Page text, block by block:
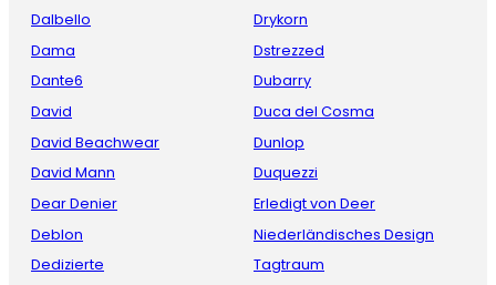
Dalbello
Dama
Dante6
David
David Beachwear
David Mann
Dear Denier
Deblon
Dedizierte
Drykorn
Dstrezzed
Dubarry
Duca del Cosma
Dunlop
Duquezzi
Erledigt von Deer
Niederländisches Design
Tagtraum